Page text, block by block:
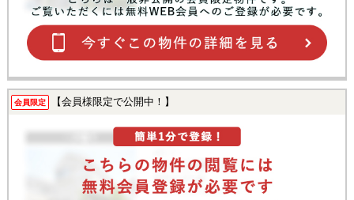
会員限定 【会員様限定で公開中！】